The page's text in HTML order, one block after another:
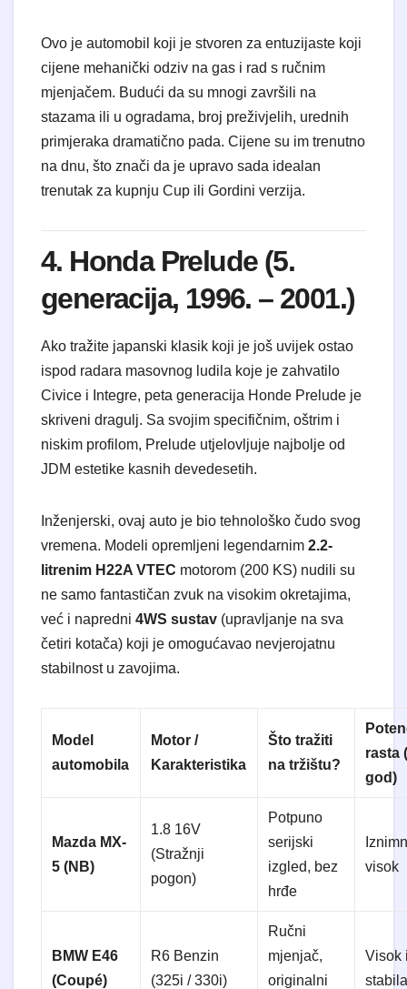
Ovo je automobil koji je stvoren za entuzijaste koji
cijene mehanički odziv na gas i rad s ručnim
mjenjačem. Budući da su mnogi završili na
stazama ili u ogradama, broj preživjelih, urednih
primjeraka dramatično pada. Cijene su im trenutno
na dnu, što znači da je upravo sada idealan
trenutak za kupnju Cup ili Gordini verzija.
4. Honda Prelude (5.
generacija, 1996. – 2001.)
Ako tražite japanski klasik koji je još uvijek ostao
ispod radara masovnog ludila koje je zahvatilo
Civice i Integre, peta generacija Honde Prelude je
skriveni dragulj. Sa svojim specifičnim, oštrim i
niskim profilom, Prelude utjelovljuje najbolje od
JDM estetike kasnih devedesetih.
Inženjerski, ovaj auto je bio tehnološko čudo svog
vremena. Modeli opremljeni legendarnim 2.2-
litrenim H22A VTEC motorom (200 KS) nudili su
ne samo fantastičan zvuk na visokim okretajima,
već i napredni 4WS sustav (upravljanje na sva
četiri kotača) koji je omogućavao nevjerojatnu
stabilnost u zavojima.
Model
automobila
Motor /
Karakteristika
Što tražiti
na tržištu?
rasta
god)
Mazda MX-
5 (NB)
1.8 16V
(Stražnji
pogon)
Potpuno
serijski
izgled, bez
hrđe
visok
BMW E46
(Coupé)
R6 Benzin
(325i / 330i)
Ručni
mjenjač,
originalni
Visok